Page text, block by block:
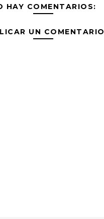
HAY COMENTARIOS:
UN COMENTARIO